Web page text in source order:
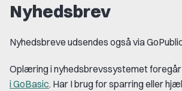
Nyhedsbrev
Nyhedsbreve udsendes også via
Oplæring i nyhedsbrevssystemet foregår
iGoBasic. Har I brug for sparring eller